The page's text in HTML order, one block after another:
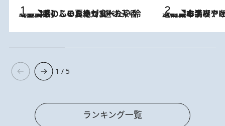
2026.8.5
【静岡県】この夏絶対食べたい 冷やしておいしいおやつ3選 お茶香る生食感のふるふるゼリー 2026.8.5
【西日本エリアを総まとめ】 47都道府県の手みやげ ひんやりスイーツで夏を満喫
1 / 5
ランキング一覧